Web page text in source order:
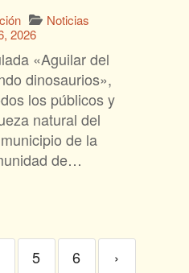
Noticias
2026
«Aguilar del
dinosaurios»,
los públicos y
natural del
de la
de…
5 6 ›